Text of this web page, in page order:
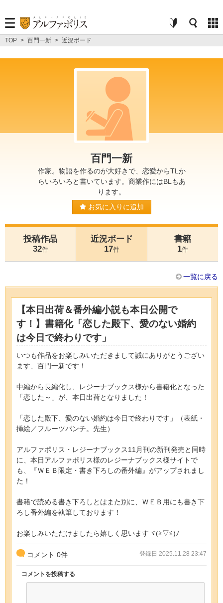
TOP > 百門一新 > 近況ボード
百門一新
作家。物語を作るのが大好きで、恋愛からTLか
らいろいろと書いています。商業作にはBLもあ
ります。
お気に入りに追加
投稿作品
32件
近況ボード
17件
書籍
1件
一覧に戻る
【本日出荷＆番外編小説も本日公開で
す！】書籍化「恋した殿下、愛のない婚約
は今日で終わりです」
いつも作品をお楽しみいただきまして誠にありがとうござい
ます、百門一新です！
中編から長編化し、レジーナブックス様から書籍化となった
「恋した～」が、本日出荷となりました！
「恋した殿下、愛のない婚約は今日で終わりです」（表紙・
挿絵／フルーツパンチ。先生）
アルファポリス・レジーナブックス11月刊の新刊発売と同時
に、本日アルファポリス様のレジーナブックス様サイトで
も、『ＷＥＢ限定・書き下ろしの番外編』がアップされまし
た！
書籍で読める書き下ろしとはまた別に、ＷＥＢ用にも書き下
ろし番外編を執筆しております！
お楽しみいただけましたら嬉しく思いますヾ(≧▽≦)ﾉ
コメント 0件 登録日 2025.11.28 23:47
コメントを投稿する